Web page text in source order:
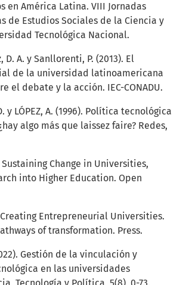
en América Latina. VIII Jornadas
de Estudios Sociales de la Ciencia y
Tecnológica Nacional.
D. A. y Sanllorenti, P. (2013). El
de la universidad latinoamericana
el debate y la acción. IEC-CONADU.
y LÓPEZ, A. (1996). Política tecnológica
algo más que laissez faire? Redes,
Sustaining Change in Universities,
into Higher Education. Open
Creating Entrepreneurial Universities.
of transformation. Press.
Gestión de la vinculación y
en las universidades